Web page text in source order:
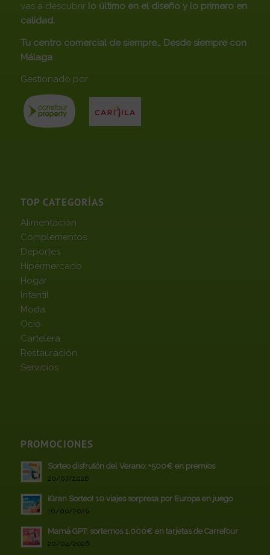
vas a descubrir lo último en el diseño y lo primero en
calidad.
Tu centro comercial de siempre… Desde siempre con
Málaga
Gestionado por
TOP CATEGORÍAS
Alimentación
Complementos
Deportes
Hipermercado
Hogar
Infantil
Moda
Ocio
Cartelera
Restauración
Servicios
PROMOCIONES
Sorteo disfrutón del Verano: +500€ en premios
20/07/2026
¡Gran Sorteo! 10 viajes sorpresa por Europa en juego
10/06/2026
Mamá GPT: sortemos 1.000€ en tarjetas de Carrefour
20/04/2026